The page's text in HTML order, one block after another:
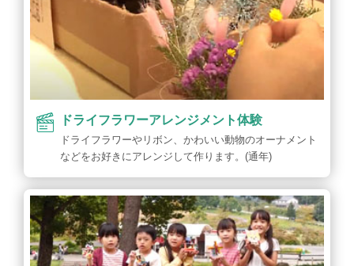
ドライフラワーアレンジメント体験
ドライフラワーやリボン、かわいい動物のオーナメント
などをお好きにアレンジして作ります。(通年)